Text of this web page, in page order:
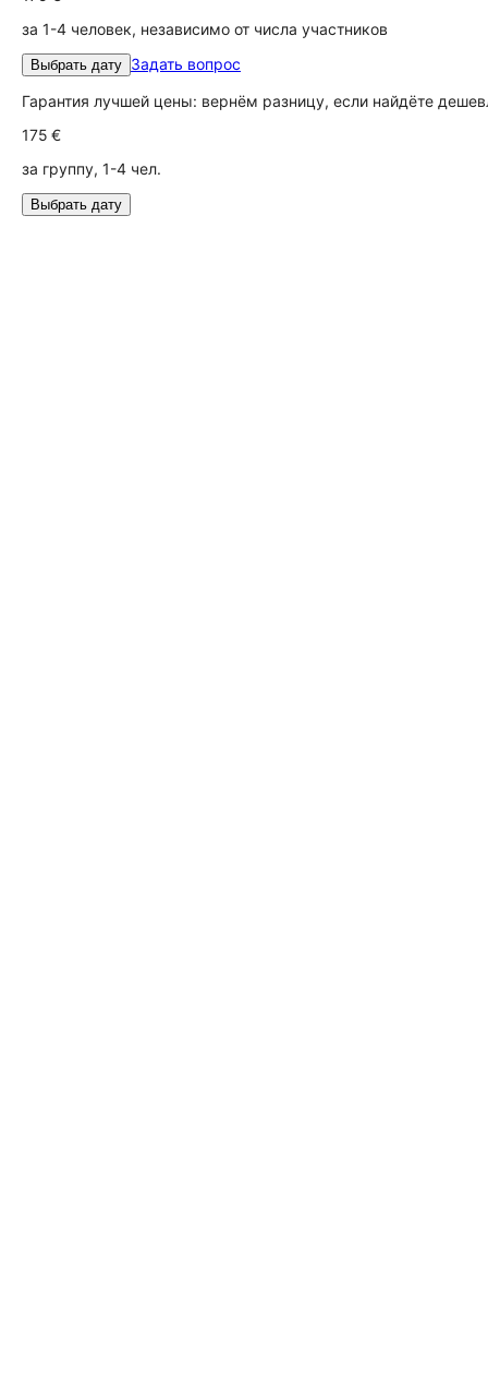
за 1-4 человек, независимо от числа участников
Выбрать дату Задать вопрос
Гарантия лучшей цены: вернём разницу, если найдёте
175 €
за группу, 1-4 чел.
Выбрать дату